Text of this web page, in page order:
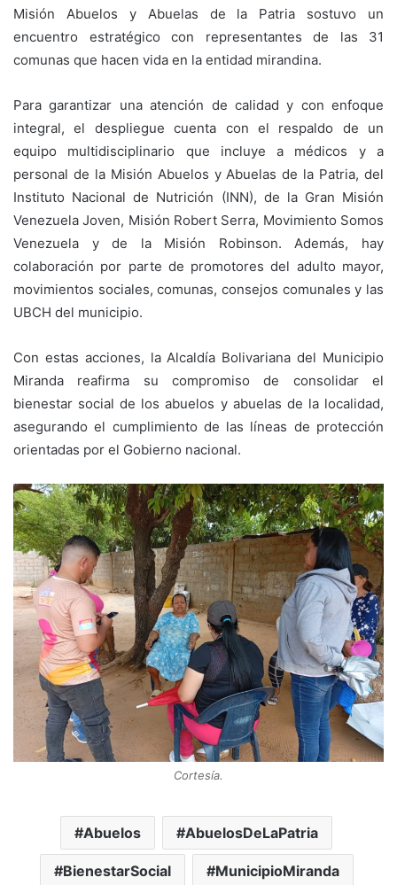
Misión Abuelos y Abuelas de la Patria sostuvo un
encuentro estratégico con representantes de las 31
comunas que hacen vida en la entidad mirandina.
Para garantizar una atención de calidad y con enfoque
integral, el despliegue cuenta con el respaldo de un
equipo multidisciplinario que incluye a médicos y a
personal de la Misión Abuelos y Abuelas de la Patria, del
Instituto Nacional de Nutrición (INN), de la Gran Misión
Venezuela Joven, Misión Robert Serra, Movimiento Somos
Venezuela y de la Misión Robinson. Además, hay
colaboración por parte de promotores del adulto mayor,
movimientos sociales, comunas, consejos comunales y las
UBCH del municipio.
Con estas acciones, la Alcaldía Bolivariana del Municipio
Miranda reafirma su compromiso de consolidar el
bienestar social de los abuelos y abuelas de la localidad,
asegurando el cumplimiento de las líneas de protección
orientadas por el Gobierno nacional.
Cortesía.
Abuelos AbuelosDeLaPatria
BienestarSocial MunicipioMiranda